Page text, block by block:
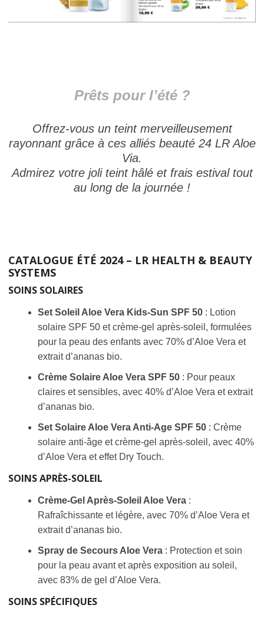
Prêts pour l’été ?
Offrez-vous un teint merveilleusement
rayonnant grâce à ces alliés beauté 24 LR Aloe
Via.
Admirez votre joli teint hâlé et frais estival tout
au long de la journée !
CATALOGUE ÉTÉ 2024 – LR HEALTH & BEAUTY
SYSTEMS
SOINS SOLAIRES
Set Soleil Aloe Vera Kids-Sun SPF 50 : Lotion
solaire SPF 50 et crème-gel après-soleil, formulées
pour la peau des enfants avec 70% d’Aloe Vera et
extrait d’ananas bio.
Crème Solaire Aloe Vera SPF 50 : Pour peaux
claires et sensibles, avec 40% d’Aloe Vera et extrait
d’ananas bio.
Set Solaire Aloe Vera Anti-Age SPF 50 : Crème
solaire anti-âge et crème-gel après-soleil, avec 40%
d’Aloe Vera et effet Dry Touch.
SOINS APRÈS-SOLEIL
Crème-Gel Après-Soleil Aloe Vera :
Rafraîchissante et légère, avec 70% d’Aloe Vera et
extrait d’ananas bio.
Spray de Secours Aloe Vera : Protection et soin
pour la peau avant et après exposition au soleil,
avec 83% de gel d’Aloe Vera.
SOINS SPÉCIFIQUES